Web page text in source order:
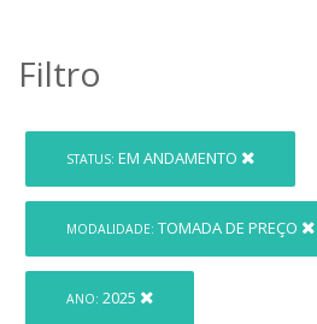
Filtro
STATUS: EM ANDAMENTO
MODALIDADE: TOMADA DE PREÇO
ANO: 2025